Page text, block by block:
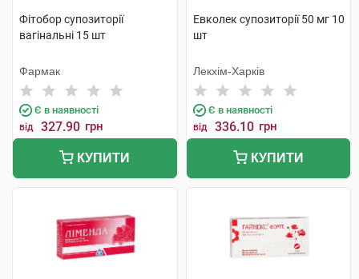
Фітобор супозиторії
вагінальні 15 шт
Фармак
Є в наявності
від 327.90 грн
КУПИТИ
Евколек супозиторії 50 мг 10
шт
Лекхім-Харків
Є в наявності
від 336.10 грн
КУПИТИ